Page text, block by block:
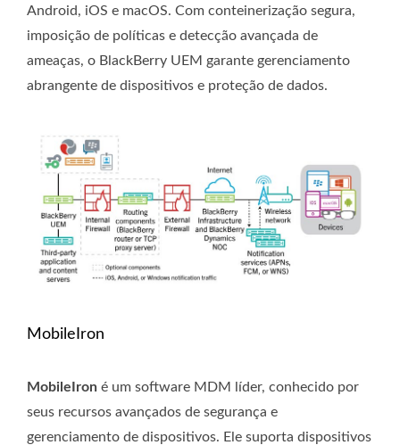
Android, iOS e macOS. Com conteinerização segura,
imposição de políticas e detecção avançada de
ameaças, o BlackBerry UEM garante gerenciamento
abrangente de dispositivos e proteção de dados.
MobileIron
MobileIron é um software MDM líder, conhecido por
seus recursos avançados de segurança e
gerenciamento de dispositivos. Ele suporta dispositivos